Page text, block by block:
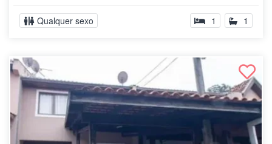
Qualquer sexo 1 1